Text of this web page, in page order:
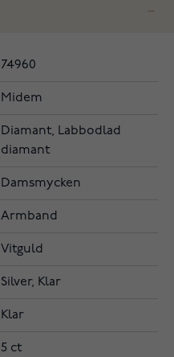
74960
Midem
Diamant, Labbodlad
diamant
Damsmycken
Armband
Vitguld
Silver, Klar
Klar
5 ct